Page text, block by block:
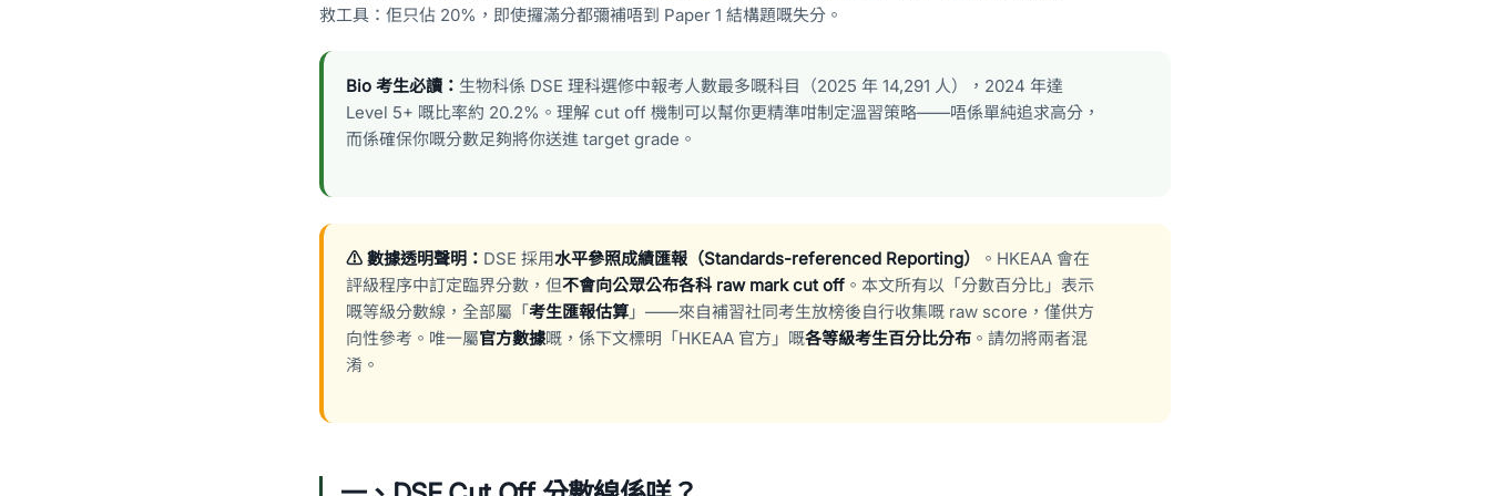
救工具：佢只佔 20%，即使攞滿分都彌補唔到 Paper 1 結構題嘅失分。
Bio 考生必讀： 生物科係 DSE 理科選修中報考人數最多嘅科目（2025 年 14,291 人），2024 年達
Level 5+ 嘅比率約 20.2%。理解 cut off 機制可以幫你更精準咁制定溫習策略——唔係單純追求高分，
而係確保你嘅分數足夠將你送進 target grade。
⚠️ 數據透明聲明： DSE 採用水平參照成績匯報（Standards-referenced Reporting）
。HKEAA 會在
評級程序中訂定臨界分數，但不會向公眾公布各科 raw mark cut off 。本文所有以「分數百分比」表示
嘅等級分數線，全部屬「考生匯報估算 」——來自補習社同考生放榜後自行收集嘅 raw score，僅供方
向性參考。唯一屬官方數據嘅，係下文標明「HKEAA 官方」嘅各等級考生百分比分布 。請勿將兩者混
淆。